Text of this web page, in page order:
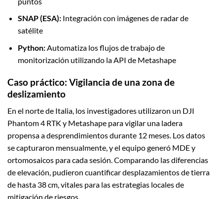
SNAP (ESA):Integración con imágenes de radar de
satélite
Python:Automatiza los flujos de trabajo de
monitorización utilizando la API de Metashape
Caso práctico: Vigilancia de una zona de
deslizamiento
En el norte de Italia, los investigadores utilizaron un DJI
Phantom 4 RTK y Metashape para vigilar una ladera
propensa a desprendimientos durante 12 meses. Los datos
se capturaron mensualmente, y el equipo generó MDE y
ortomosaicos para cada sesión. Comparando las diferencias
de elevación, pudieron cuantificar desplazamientos de tierra
de hasta 38 cm, vitales para las estrategias locales de
mitigación de riesgos.